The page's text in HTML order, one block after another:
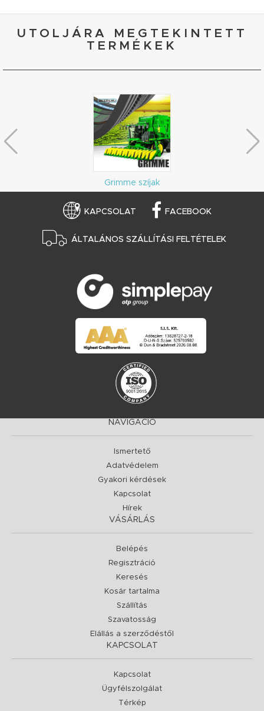
UTOLJÁRA MEGTEKINTETT
TERMÉKEK
Grimme szíjak
KAPCSOLAT FACEBOOK
ÁLTALÁNOS SZÁLLÍTÁSI FELTÉTELEK
NAVIGÁCIÓ
Ismertető
Adatvédelem
Gyakori kérdések
Kapcsolat
Hírek
VÁSÁRLÁS
Belépés
Regisztráció
Keresés
Kosár tartalma
Szállítás
Szavatosság
Elállás a szerződéstől
KAPCSOLAT
Kapcsolat
Ügyfélszolgálat
Térkép